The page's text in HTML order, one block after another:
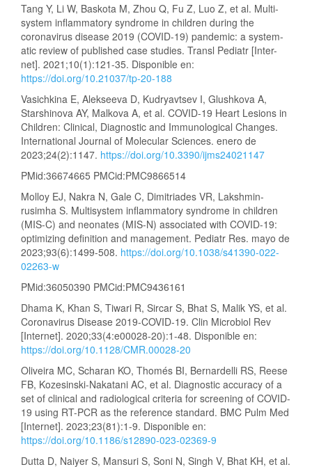
Tang Y, Li W, Baskota M, Zhou Q, Fu Z, Luo Z, et al. Multi-
system inflammatory syndrome in children during the
coronavirus disease 2019 (COVID-19) pandemic: a system-
atic review of published case studies. Transl Pediatr [Inter-
net]. 2021;10(1):121-35. Disponible en:
https://doi.org/10.21037/tp-20-188
Vasichkina E, Alekseeva D, Kudryavtsev I, Glushkova A,
Starshinova AY, Malkova A, et al. COVID-19 Heart Lesions in
Children: Clinical, Diagnostic and Immunological Changes.
International Journal of Molecular Sciences. enero de
2023;24(2):1147. https://doi.org/10.3390/ijms24021147
PMid:36674665 PMCid:PMC9866514
Molloy EJ, Nakra N, Gale C, Dimitriades VR, Lakshmin-
rusimha S. Multisystem inflammatory syndrome in children
(MIS-C) and neonates (MIS-N) associated with COVID-19:
optimizing definition and management. Pediatr Res. mayo de
2023;93(6):1499-508. https://doi.org/10.1038/s41390-022-
02263-w
PMid:36050390 PMCid:PMC9436161
Dhama K, Khan S, Tiwari R, Sircar S, Bhat S, Malik YS, et al.
Coronavirus Disease 2019-COVID-19. Clin Microbiol Rev
[Internet]. 2020;33(4:e00028-20):1-48. Disponible en:
https://doi.org/10.1128/CMR.00028-20
Oliveira MC, Scharan KO, Thomés BI, Bernardelli RS, Reese
FB, Kozesinski-Nakatani AC, et al. Diagnostic accuracy of a
set of clinical and radiological criteria for screening of COVID-
19 using RT-PCR as the reference standard. BMC Pulm Med
[Internet]. 2023;23(81):1-9. Disponible en:
https://doi.org/10.1186/s12890-023-02369-9
Dutta D, Naiyer S, Mansuri S, Soni N, Singh V, Bhat KH, et al.